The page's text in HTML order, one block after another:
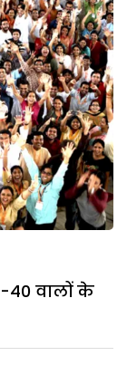
40 वालों के